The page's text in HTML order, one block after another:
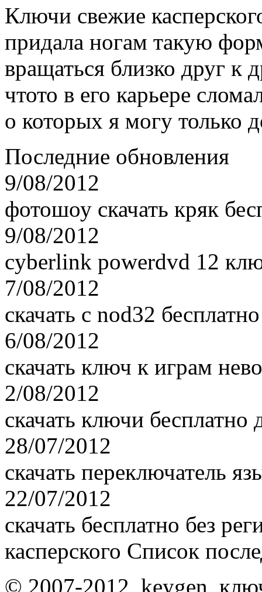
Ключи свежие
придала ногам такую
вращаться близко друг к
чтото в его карьере
о которых я могу только
Последние обновления
9/08/2012
фотошоу скачать кряк
9/08/2012
cyberlink powerdvd 12
7/08/2012
скачать с nod32
6/08/2012
скачать ключ к играм
2/08/2012
скачать ключи
28/07/2012
скачать переключатель
22/07/2012
скачать бесплатно без
касперского Список
© 2007-2012, keygen,